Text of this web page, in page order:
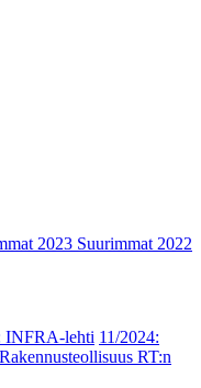
2023 Suurimmat 2022
INFRA-lehti 11/2024:
RT:n